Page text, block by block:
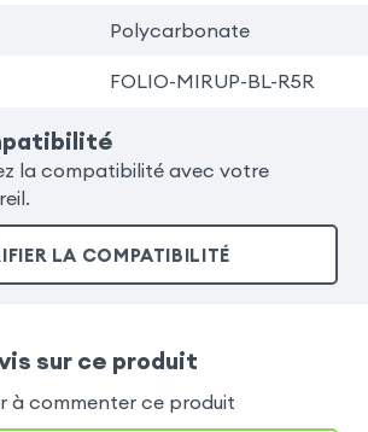
Polycarbonate
FOLIO-MIRUP-BL-R5R
la compatibilité avec votre
LA COMPATIBILITÉ
sur ce produit
à commenter ce produit